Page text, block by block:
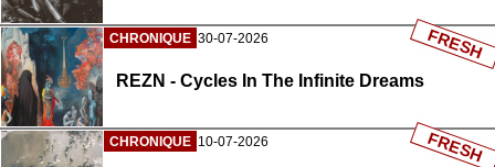
CHRONIQUE 30-07-2026
REZN - Cycles In The Infinite Dreams
FRESH
CHRONIQUE 10-07-2026 FRESH